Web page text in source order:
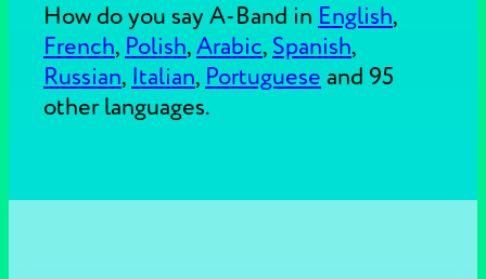
How do you say A-Band in English,
French, Polish,Arabic, Spanish,
Russian, Italian, Portuguese and 95
other languages.